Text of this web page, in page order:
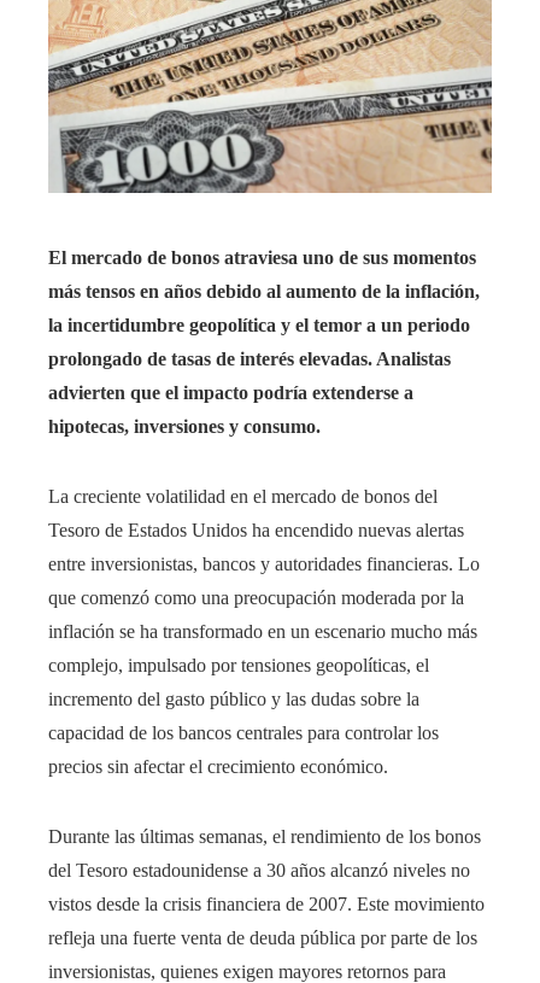
El mercado de bonos atraviesa uno de sus momentos
más tensos en años debido al aumento de la inflación,
la incertidumbre geopolítica y el temor a un periodo
prolongado de tasas de interés elevadas. Analistas
advierten que el impacto podría extenderse a
hipotecas, inversiones y consumo.
La creciente volatilidad en el mercado de bonos del
Tesoro de Estados Unidos ha encendido nuevas alertas
entre inversionistas, bancos y autoridades financieras. Lo
que comenzó como una preocupación moderada por la
inflación se ha transformado en un escenario mucho más
complejo, impulsado por tensiones geopolíticas, el
incremento del gasto público y las dudas sobre la
capacidad de los bancos centrales para controlar los
precios sin afectar el crecimiento económico.
Durante las últimas semanas, el rendimiento de los bonos
del Tesoro estadounidense a 30 años alcanzó niveles no
vistos desde la crisis financiera de 2007. Este movimiento
refleja una fuerte venta de deuda pública por parte de los
inversionistas, quienes exigen mayores retornos para